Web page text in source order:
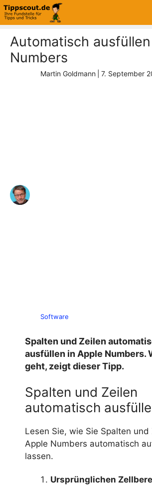
Zum
Inhalt
Automatisch
Numbers
Martin Goldmann 7. September
Software
Spalten und Zeilen
ausfüllen in Apple Numbers.
geht, zeigt dieser Tipp.
Spalten und Zeilen
automatisch
Lesen Sie, wie Sie Spalten und
Apple Numbers automatisch
lassen.
Ursprünglichen